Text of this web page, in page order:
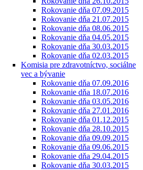
Rokovanie dňa 07.09.2015
Rokovanie dňa 21.07.2015
Rokovanie dňa 08.06.2015
Rokovanie dňa 04.05.2015
Rokovanie dňa 30.03.2015
Rokovanie dňa 02.03.2015
Komisia pre zdravotníctvo, sociálne
vec a bývanie
Rokovanie dňa 07.09.2016
Rokovanie dňa 18.07.2016
Rokovanie dňa 03.05.2016
Rokovanie dňa 27.01.2016
Rokovanie dňa 01.12.2015
Rokovanie dňa 28.10.2015
Rokovanie dňa 09.09.2015
Rokovanie dňa 09.06.2015
Rokovanie dňa 29.04.2015
Rokovanie dňa 30.03.2015